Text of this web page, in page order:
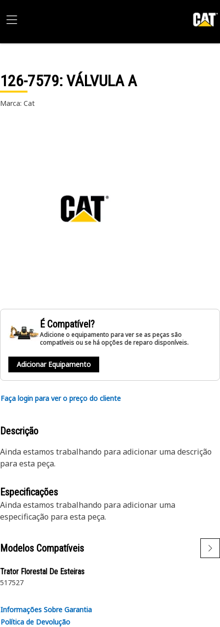
126-7579: VÁLVULA A
Marca: Cat
É Compatível?
Adicione o equipamento para ver se as peças são
compatíveis ou se há opções de reparo disponíveis.
Adicionar Equipamento
Faça login para ver o preço do cliente
Descrição
Ainda estamos trabalhando para adicionar uma descrição
para esta peça.
Especificações
Ainda estamos trabalhando para adicionar uma
especificação para esta peça.
Modelos Compatíveis
Trator Florestal De Esteiras
517527
Informações Sobre Garantia
Política de Devolução